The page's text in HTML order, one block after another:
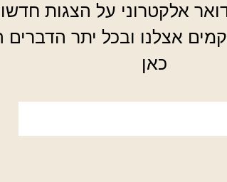
אלקטרוני על הצגות
אצלנו ובכל יתר הדברים
כאן